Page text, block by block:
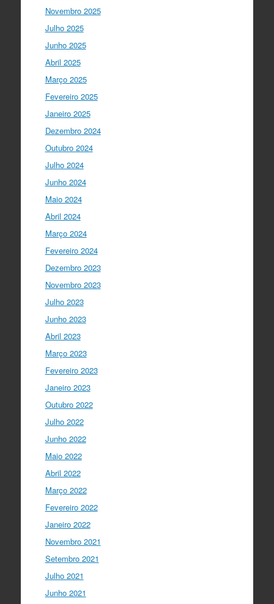
Ciência Viva
Ciência foi o momento fundamental
para a mudança do ensino em Portugal,
I Gulbenkian Ciência
Fantastic closing up of
about "Communicating at the Speed of
Science" with the…
twitter.com/i/web/status/1…
Ciência Viva
"Hoje fazemos parte de equipas
europeias multidisciplinares que têm
um objetivo comum: a resolução de
problemas mun…
twitter.com/i/web/status/1…
Ciência Viva
“O impacto dos jovens investigadores,
como eu, na sociedade é hoje muito
fecha…
Ciência Viva
cultura científica no futuro da Europa
em direto do
Acompanhe li…
twitter.com/i/web/status/1…
I Gulbenkian Ciência
@EMBO
@ERC_Research
@IGCiencia
Novembro 2025
Julho 2025
Junho 2025
Abril 2025
Março 2025
Fevereiro 2025
Janeiro 2025
Dezembro 2024
Outubro 2024
Julho 2024
Junho 2024
Maio 2024
Abril 2024
Março 2024
Fevereiro 2024
Dezembro 2023
Novembro 2023
Julho 2023
Junho 2023
Abril 2023
Março 2023
Fevereiro 2023
Janeiro 2023
Outubro 2022
Julho 2022
Junho 2022
Maio 2022
Abril 2022
Março 2022
Fevereiro 2022
Janeiro 2022
Novembro 2021
Setembro 2021
Julho 2021
Junho 2021